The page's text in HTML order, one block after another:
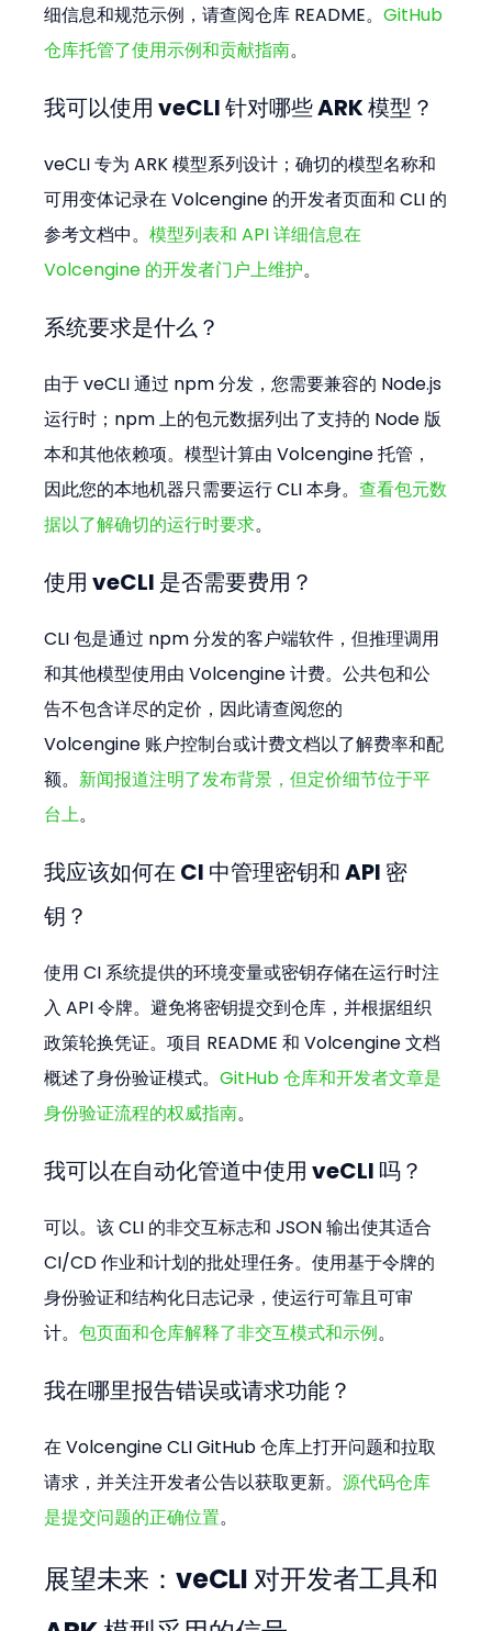
细信息和规范示例，请查阅仓库 README。GitHub
仓库托管了使用示例和贡献指南。
我可以使用 veCLI 针对哪些 ARK 模型？
veCLI 专为 ARK 模型系列设计；确切的模型名称和
可用变体记录在 Volcengine 的开发者页面和 CLI 的
参考文档中。模型列表和 API 详细信息在
Volcengine 的开发者门户上维护。
系统要求是什么？
由于 veCLI 通过 npm 分发，您需要兼容的 Node.js
运行时；npm 上的包元数据列出了支持的 Node 版
本和其他依赖项。模型计算由 Volcengine 托管，
因此您的本地机器只需要运行 CLI 本身。查看包元数
据以了解确切的运行时要求。
使用 veCLI 是否需要费用？
CLI 包是通过 npm 分发的客户端软件，但推理调用
和其他模型使用由 Volcengine 计费。公共包和公
告不包含详尽的定价，因此请查阅您的
Volcengine 账户控制台或计费文档以了解费率和配
额。新闻报道注明了发布背景，但定价细节位于平
台上。
我应该如何在 CI 中管理密钥和 API 密
钥？
使用 CI 系统提供的环境变量或密钥存储在运行时注
入 API 令牌。避免将密钥提交到仓库，并根据组织
政策轮换凭证。项目 README 和 Volcengine 文档
概述了身份验证模式。GitHub 仓库和开发者文章是
身份验证流程的权威指南。
我可以在自动化管道中使用 veCLI 吗？
可以。该 CLI 的非交互标志和 JSON 输出使其适合
CI/CD 作业和计划的批处理任务。使用基于令牌的
身份验证和结构化日志记录，使运行可靠且可审
计。包页面和仓库解释了非交互模式和示例。
我在哪里报告错误或请求功能？
在 Volcengine CLI GitHub 仓库上打开问题和拉取
请求，并关注开发者公告以获取更新。源代码仓库
是提交问题的正确位置。
展望未来：veCLI 对开发者工具和